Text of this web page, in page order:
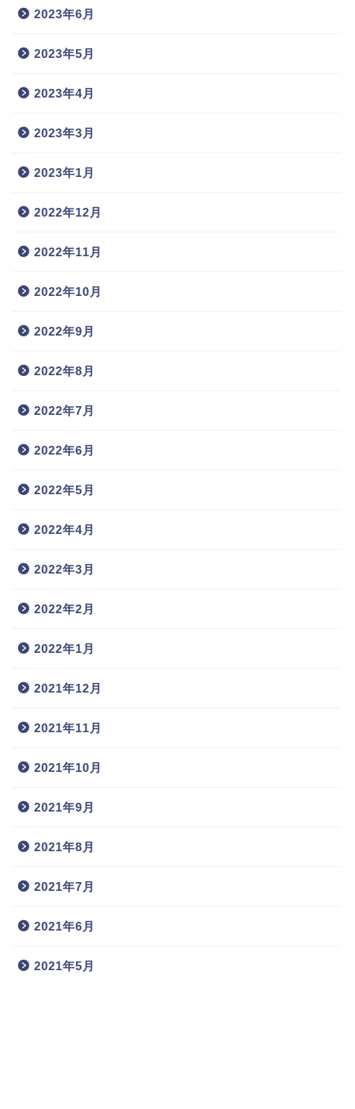
2023年6月
2023年5月
2023年4月
2023年3月
2023年1月
2022年12月
2022年11月
2022年10月
2022年9月
2022年8月
2022年7月
2022年6月
2022年5月
2022年4月
2022年3月
2022年2月
2022年1月
2021年12月
2021年11月
2021年10月
2021年9月
2021年8月
2021年7月
2021年6月
2021年5月